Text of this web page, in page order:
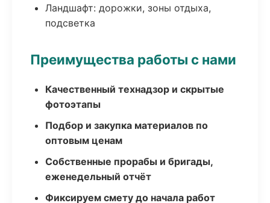
Ландшафт: дорожки, зоны отдыха,
подсветка
Преимущества работы с нами
Качественный технадзор и скрытые
фотоэтапы
Подбор и закупка материалов по
оптовым ценам
Собственные прорабы и бригады,
еженедельный отчёт
Фиксируем смету до начала работ